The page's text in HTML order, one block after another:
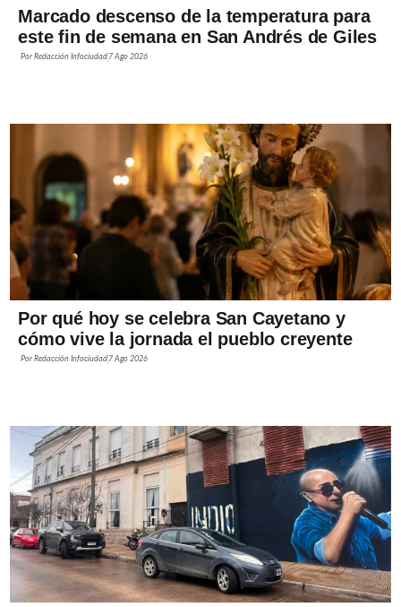
Marcado descenso de la temperatura para
este fin de semana en San Andrés de Giles
PorRedacción Infociudad 7 Ago 2026
Por qué hoy se celebra San Cayetano y
cómo vive la jornada el pueblo creyente
PorRedacción Infociudad 7 Ago 2026